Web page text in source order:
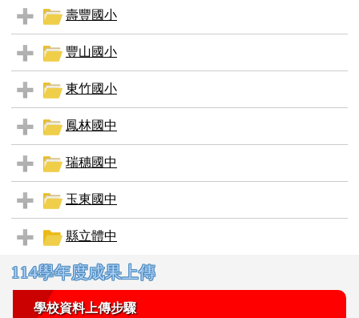
壽豐國小
豐山國小
東竹國小
鳳林國中
瑞穗國中
玉東國中
縣立體中
右邊區域內容
114學年度成果上傳
學校資料上傳步驟